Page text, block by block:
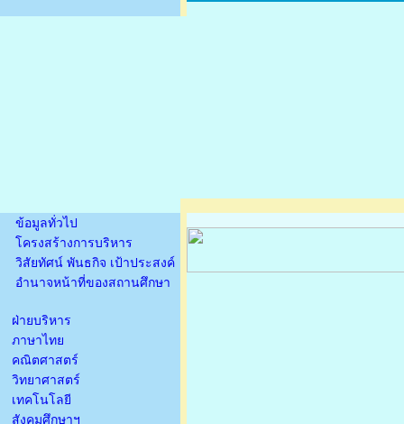
ข้อมูลทั่วไป
โครงสร้างการบริหาร
วิสัยทัศน์ พันธกิจ เป้าประสงค์
อำนาจหน้าที่ของสถานศึกษา
ฝ่ายบริหาร
ภาษาไทย
คณิตศาสตร์
วิทยาศาสตร์
เทคโนโลยี
สังคมศึกษาฯ